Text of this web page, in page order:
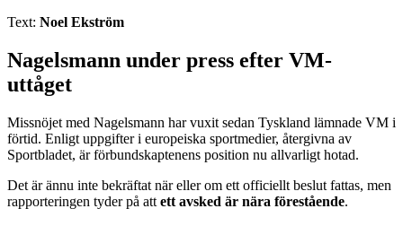
Text: Noel Ekström
Nagelsmann under press efter VM-
uttåget
Missnöjet med Nagelsmann har vuxit sedan Tyskland lämnade VM i
förtid. Enligt uppgifter i europeiska sportmedier, återgivna av
Sportbladet, är förbundskaptenens position nu allvarligt hotad.
Det är ännu inte bekräftat när eller om ett officiellt beslut fattas, men
rapporteringen tyder på att ett avsked är nära förestående.